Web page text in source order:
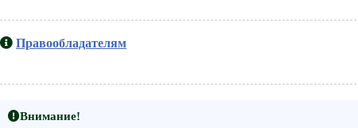
Правообладателям
Внимание!